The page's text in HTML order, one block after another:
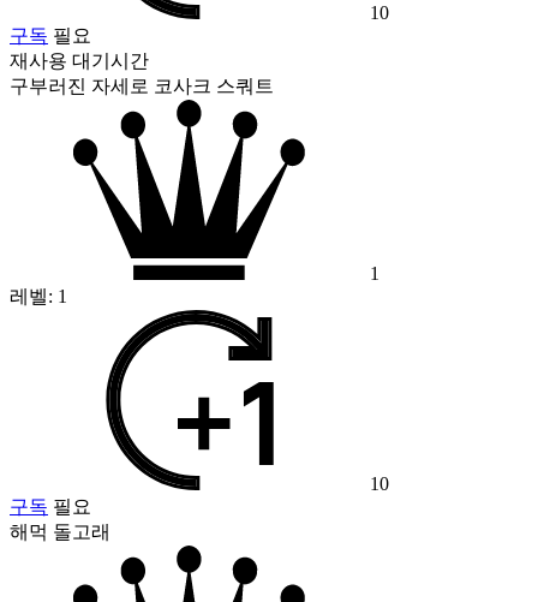
10
구독 필요
재사용 대기시간
구부러진 자세로 코사크 스쿼트
1
레벨: 1
10
구독 필요
해먹 돌고래